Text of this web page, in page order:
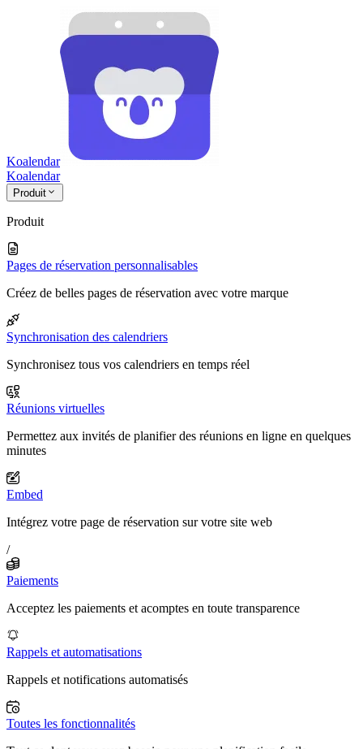
Koalendar
Koalendar
Produit
Produit
Pages de réservation personnalisables
Créez de belles pages de réservation avec votre marque
Synchronisation des calendriers
Synchronisez tous vos calendriers en temps réel
Réunions virtuelles
Permettez aux invités de planifier des réunions en ligne en quelques
minutes
Embed
Intégrez votre page de réservation sur votre site web
/
Paiements
Acceptez les paiements et acomptes en toute transparence
Rappels et automatisations
Rappels et notifications automatisés
Toutes les fonctionnalités